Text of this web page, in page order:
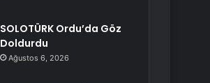
SOLOTÜRK Ordu’da Göz
Doldurdu
Ağustos 6, 2026